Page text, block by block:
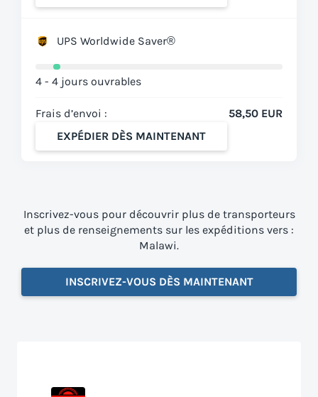
UPS Worldwide Saver®
4 - 4 jours ouvrables
Frais d’envoi :
58,50 EUR
EXPÉDIER DÈS MAINTENANT
Inscrivez-vous pour découvrir plus de transporteurs
et plus de renseignements sur les expéditions vers :
Malawi.
INSCRIVEZ-VOUS DÈS MAINTENANT